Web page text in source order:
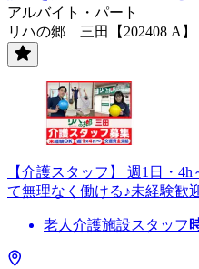
アルバイト・パート
リハの郷 三田【202408 A】
【介護スタッフ】 週1日・
て無理なく働ける♪未経験歓
老人介護施設スタッフ